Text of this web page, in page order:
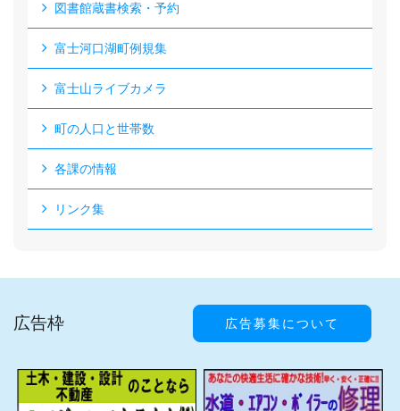
図書館蔵書検索・予約
富士河口湖町例規集
富士山ライブカメラ
町の人口と世帯数
各課の情報
リンク集
広告枠 広告募集について